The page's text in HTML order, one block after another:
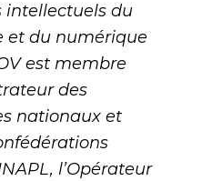
intellectuels du
et du numérique
est membre
des
nationaux et
l’Opérateur